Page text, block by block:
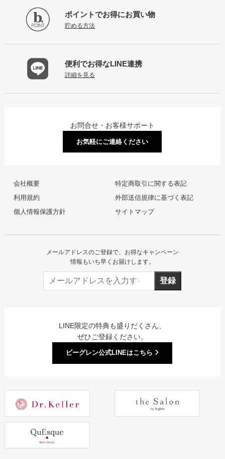
ポイントでお得にお買い物
貯める方法
便利でお得なLINE連携
詳細を見る
お問合せ・お客様サポート
お気軽にご連絡ください
会社概要
特定商取引に関する表記
利用規約
外部送信規律に基づく表記
個人情報保護方針
サイトマップ
メールアドレスのご登録で、お得なキャンペーン
情報もいち早くお届けします。
登録
LINE限定の特典も盛りだくさん、
ぜひご登録ください。
ビーグレン公式LINEはこちら